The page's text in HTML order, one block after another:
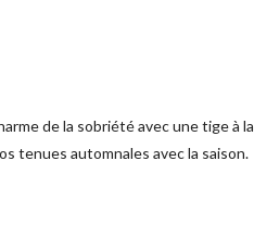
de la sobriété avec une tige à la
tenues automnales avec la saison.